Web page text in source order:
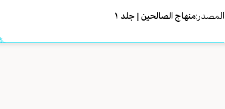
المصدر:منهاج الصالحين | جلد ١